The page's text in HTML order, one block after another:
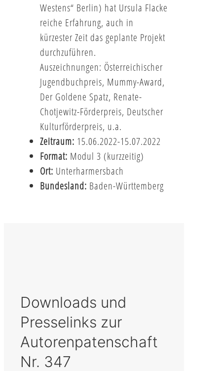
Westens“ Berlin) hat Ursula Flacke
reiche Erfahrung, auch in
kürzester Zeit das geplante Projekt
durchzuführen.
Auszeichnungen: Österreichischer
Jugendbuchpreis, Mummy-Award,
Der Goldene Spatz, Renate-
Chotjewitz-Förderpreis, Deutscher
Kulturförderpreis, u.a.
Zeitraum: 15.06.2022-15.07.2022
Format: Modul 3 (kurzzeitig)
Ort: Unterharmersbach
Bundesland: Baden-Württemberg
Downloads und
Presselinks zur
Autorenpatenschaft
Nr. 347